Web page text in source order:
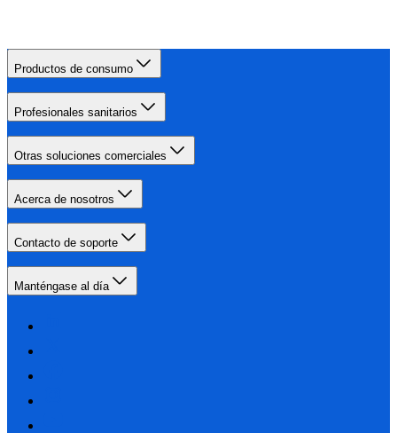
Productos de consumo
Profesionales sanitarios
Otras soluciones comerciales
Acerca de nosotros
Contacto de soporte
Manténgase al día